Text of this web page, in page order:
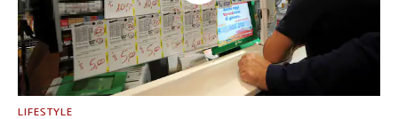
LIFESTYLE